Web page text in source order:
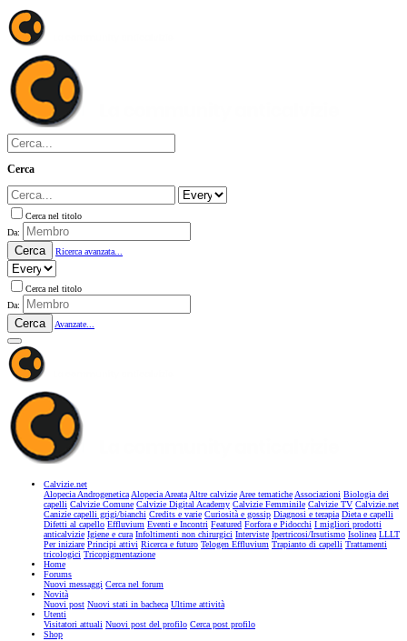
Cerca
Cerca nel titolo
Da:
Cerca Ricerca avanzata...
Cerca nel titolo
Da:
Cerca Avanzate...
Calvizie.net
Alopecia AndrogeneticaAlopecia AreataAltre calvizieAree tematicheAssociazioni Biologia dei
capelli Calvizie Comune Calvizie Digital Academy Calvizie Femminile Calvizie TV Calvizie.net
Canizie capelli grigi/bianchi Credits e varie Curiosità e gossip Diagnosi e terapia Dieta e capelli
Difetti al capello Effluvium Eventi e Incontri Featured Forfora e Pidocchi I migliori prodotti
anticalvizie Igiene e cura Infoltimenti non chirurgici Interviste Ipertricosi/Irsutismo Isolinea LLLT
Per iniziare Principi attivi Ricerca e futuro Telogen Effluvium Trapianto di capelli Trattamenti
tricologici Tricopigmentazione
Home
Forums
Nuovi messaggi Cerca nel forum
Novità
Nuovi post Nuovi stati in bacheca Ultime attività
Utenti
Visitatori attuali Nuovi post del profilo Cerca post profilo
Shop